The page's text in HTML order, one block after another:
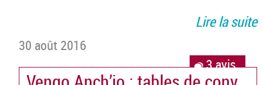
Lire la suite
30 août 2016
3 avis